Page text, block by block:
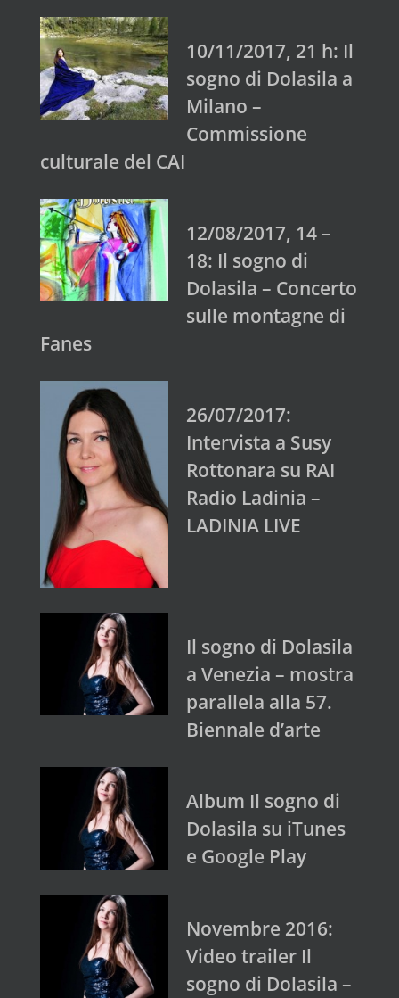
10/11/2017, 21 h: Il
sogno di Dolasila a
Milano –
Commissione
culturale del CAI
12/08/2017, 14 –
18: Il sogno di
Dolasila – Concerto
sulle montagne di
Fanes
26/07/2017:
Intervista a Susy
Rottonara su RAI
Radio Ladinia –
LADINIA LIVE
Il sogno di Dolasila
a Venezia – mostra
parallela alla 57.
Biennale d’arte
Album Il sogno di
Dolasila su iTunes
e Google Play
Novembre 2016:
Video trailer Il
sogno di Dolasila –